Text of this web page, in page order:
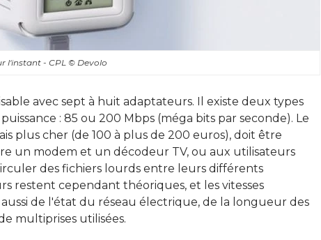
l'instant - CPL© Devolo
avec sept à huit adaptateurs. Il existe deux types
: 85 ou 200 Mbps (méga bits par seconde). Le
plus cher (de 100 à plus de 200 euros), doit être
un modem et un décodeur TV, ou aux utilisateurs
des fichiers lourds entre leurs différents
restent cependant théoriques, et les vitesses
de l'état du réseau électrique, de la longueur des
multiprises utilisées.